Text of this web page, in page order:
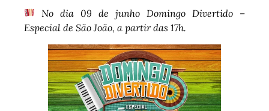
No dia 09 de junho Domingo Divertido –
Especial de São João, a partir das 17h.